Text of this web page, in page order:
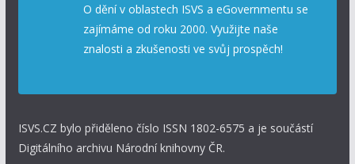
O dění v oblastech ISVS a eGovernmentu se
zajímáme od roku 2000. Využijte naše
znalosti a zkušenosti ve svůj prospěch!
ISVS.CZ bylo přiděleno číslo ISSN 1802-6575 a je součástí
Digitálního archivu Národní knihovny ČR.